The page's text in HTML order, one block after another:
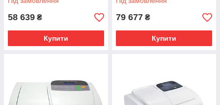
58 639 ₴
Купити
79 677 ₴
Купити